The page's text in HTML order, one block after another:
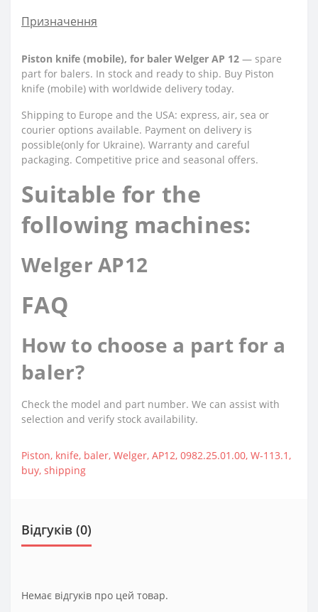
Призначення
Piston knife (mobile), for baler Welger AP 12 — spare
part for balers. In stock and ready to ship. Buy Piston
knife (mobile) with worldwide delivery today.
Shipping to Europe and the USA: express, air, sea or
courier options available. Payment on delivery is
possible(only for Ukraine). Warranty and careful
packaging. Competitive price and seasonal offers.
Suitable for the
following machines:
Welger AP12
FAQ
How to choose a part for a
baler?
Check the model and part number. We can assist with
selection and verify stock availability.
Piston, knife, baler, Welger, AP12, 0982.25.01.00, W-113.1,
buy, shipping
Відгуків (0)
Немає відгуків про цей товар.